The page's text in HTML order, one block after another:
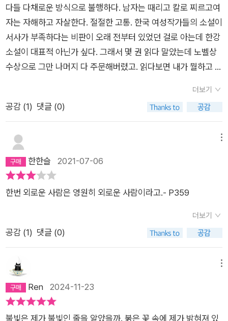
빠는 포기한다. 엄마에 대한 여전한 사랑 때문이었을까? 아니면
나에 대한 미안함 때문이었을까? 아니면 혼자남은 외로움 때문
이었을까? 오히려 나는 아빠가 밉지 않고 안쓰럽다. 아빠의 슬픔
을, 무서움을 이해하니까. 이제 더이상 해질녘 개들의 기분은 궁
금하지 않다.[바닷바람이 아이의 옷 속으로 파고든다. 오그라드
의 들쭉날쭉한 담벼락들이 흐린 시야 속에서 겹처진다. 해질녁의
개들이 어떤 기분일지 아이는 궁금하지 않다. 너무 아팠기 때문
에, 오래 외로웠기 때문에, 아이에게는 이 순간 두려운 것이 없
다.] P.99=> 아이의 눈으로 바라본 아빠와 엄마의 이별 이야기.
만 그래도 함께 갈수는 없었던 걸까? 그들을 헤어지게 한 것은 무
엇이었을까? 사람이 함께 간다는건 그만큼 어렵다. 서로 사랑한
다 해도 말이다.3. 아기 부처나는 어느날 아기 부처의 꿈을 꾼다.
그 아기부처는 불상이 아니었다. 내 자신의 손으로 주물러서 만들
어진 얼굴이 아기 부처의 얼굴이었다. 나는 아기부처의 얼굴을 주
빚을수록 눈초리는 더 날카로워졌다. 그리고 잠에서 깨어났다. 아
기 부처 꿈은 무엇이었을까? 주인공인 나에게는 남펀이 있다. 남
편은 뉴스 아나운서였고 누구나 다 아는 유명인이었다. 그런 남편
에게는 아무도 모르는 비밀이 있는데, 바로 얼굴과 목을 제외하고
는 온 몸에 화상을 입어 큰 흉터가 있다는 것이다. 화려한 것을 싫
을 했지만, 사실 여자의 삶은 남들의 상상만큼 행복하지 않다. 결
혼 전 남편이 보여준, 남편 몸에 크게 난 화상 자국 때문이다. 남
편 몸에 난 화상 자국 때문에 여자가 직접적으로 불편을 겪는 일
은 없다. 하지만 한때는 여자가 자신이 남편을 사랑하는 증거라고
여겼던 화상 자국이, 언제부터인가 남편을 사랑할 수 없는 이유로
자를 멀리 한다.나에게 왜 이런 일이 일어났는지, 나(너)는 왜 남
들처럼 평범하게 살 수 없는지에 관한 고민에 대해 작가 스스로
답을 찾은 느낌이 드는 작품이 <붉은 꽃 속에서>이다. 사남매 중
셋째인 선이는 어릴 때 남동생 윤이와 함께 연등제에 갔던 기억이
있다. 윤이에게는 처음이었던 연등제가 마지막이 되었고, 그 후로
선이는 윤이에게 무슨 일이 생겼는지, 왜 하필 윤이에게 그런 일
납득하기 어려운 일들이 계속해서 일어났고, 결국 선이는 속세를
등지는 선택을 한다. 그러나 속세를 등진다는 것이 이해할 수 없
는 세상사에 대한 고민을 포기한다는 뜻일까.내가 보기에 선이가
사에 대한 고민을 포기하겠다는 뜻이 아니라 이해할 수 없다는 사
실을 받아들이고 그것을 정면으로 직시하기로 결정한 것이다. 마
찬가지로 남들이 보기에는 정상적, 보편적, 일반적으로 여겨지는
삶에서 벗어나는 선택을 하는 사람은 어려움을 극복할 용기가 없
는 사람이 아니라 어려움을 인정하고 그것에 정면으로 맞서는 선
는 생각한다. 어린애처럼 들먹이는 아빠의 어깨를 올려다보면서
괜찮아요, 라고 말해주고 싶던, 그 찢어지는 것 같던 마음이었을
까하고 생각한다. 이 마음을 계속해서 갖고 있는 것이 괴로와서
엄마는 이 마음을 버렸을까, 그래서 우리 둘을 떠나버린 것일까
하고 생각한다. 어쩌면 그동안 아빠는 아이보다도 더 무서워하고
있었는지도 모른다고, 그렇게 줄곧 무서움을 참고 있었기 때문에
혼자서 더욱 무서웠는지도 모른다고 생각한다. (98-99쪽) 나는
그에게 호의를 베풀었다. 세계가 다른 방식으로 보이기 시작했다.
나는 모든 것을 낯설게, 그리고 오래 바라보았다. 선한 것과 악한
것, 의무와 책임과 방기, 진실과 거짓 따위가 내 눈앞에서 경계선
을 무너뜨려갔다. 나는 그 혼란에 더 이상 놀라거나 당혹스러워하
지 않았다. 다만 잠자코 바라보았다. 그 간격이 나를 구해주었다.
간이 소요될 뿐이라는 것을 그는 처음 알았다. (197쪽)재미있는
책을 읽다 보면 모든 것이 사라지고 책과 읽는 사람만 남듯이, 그
는 오로지 혼자서 세계와 마주해 있다. 그 순간 세계는 광활하지
도 복잡하지도 불가해하지도 않다. 손아귀에 잡히는 말랑말랑한
육체처럼 그를 응시하고 있다. (236쪽)가부좌를 틀고 앉아 있는
동안 그는 그의 몸속에 미처 상상 못 했던 기억들이 들어 있었던
다들 다채로운 방식으로 불행하다. 남자는 때리고 칼로 찌르고여
자는 자해하고 자살한다. 절절한 고통. 한국 여성작가들의 소설이
서사가 부족하다는 비판이 오래 전부터 있었던 걸로 아는데 한강
소설이 대표적 아닌가 싶다. 그래서 몇 권 읽다 말았는데 노벨상
수상으로 그만 나머지 다 주문해버렸고. 읽다보면 내가 뭘하고 있
세계. 한강 소설 중 가장 좋아하는 작품이 소년이온다와 작별하지
않는다인 이유가 여기에 있다. 전대미문의 실화 사건으로 서사가
더보기
공감 (1) 댓글 (0)
한한슬 2021-07-06
한번 외로운 사람은 영원히 외로운 사람이라고.- P359
더보기
공감 (1) 댓글 (0)
Ren 2024-11-23
불빛은 제가 불빛인 줄을 알았을까. 붉은 꽃 속에 제가 밝혀져 있